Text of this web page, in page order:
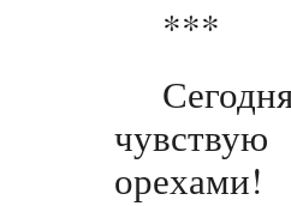
***
орехами!